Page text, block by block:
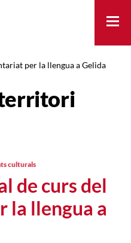
per la llengua a Gelida
de curs del
la llengua a
culturals